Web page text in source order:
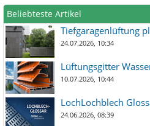
Beliebteste Artikel
Tiefgaragenlüftung
24.07.2026, 10:34
Lüftungsgitter
10.07.2026, 10:44
LochLochblech
24.06.2026, 08:39